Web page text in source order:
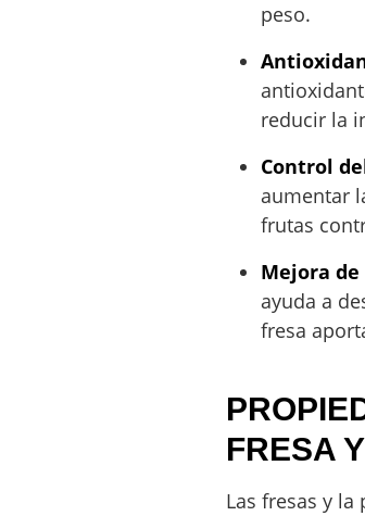
peso.
reducir la
Control
aumentar
frutas
Mejora
ayuda a
fresa
FRESA
Las fresas y